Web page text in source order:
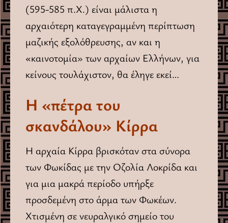
(595-585 π.X.) είναι μάλιστα η
αρχαιότερη καταγεγραμμένη περίπτωση
μαζικής εξολόθρευσης, αν και η
«καινοτομία» των αρχαίων Ελλήνων, για
κείνους τουλάχιστον, θα έληγε εκεί…
Η «πέτρα του
σκανδάλου» Κίρρα
Η αρχαία Κίρρα βρισκόταν στα σύνορα
των Φωκίδας με την Οζολία Λοκρίδα και
για μια μακρά περίοδο υπήρξε
προσδεμένη στο άρμα των Φωκέων.
Χτισμένη σε νευραλγικό σημείο του